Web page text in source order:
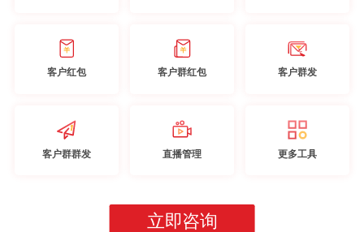
客户红包 客户群红包 客户群发
客户群群发 直播管理 更多工具
立即咨询